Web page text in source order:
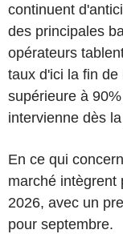
continuent
des principales
opérateurs
taux d'ici la fin
supérieure à
intervienne dès
En ce qui
marché intègrent
2026, avec un
pour septembre.